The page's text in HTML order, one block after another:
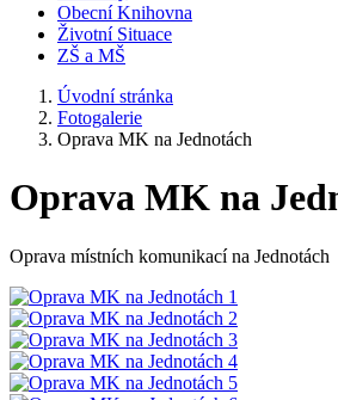
Obecní Knihovna
Životní Situace
ZŠ a MŠ
Úvodní stránka
Fotogalerie
Oprava MK na Jednotách
Oprava MK na
Oprava místních komunikací na Jednotách